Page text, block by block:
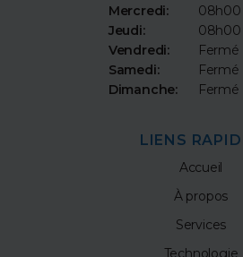
Mercredi:
08h00
Jeudi:
08h00
Vendredi:
Fermé
Samedi:
Fermé
Dimanche:
Fermé
LIENS
Accueil
À propos
Services
Technologie